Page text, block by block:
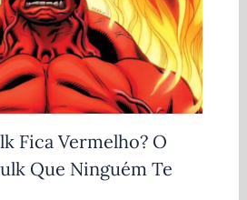
Fica Vermelho? O
Que Ninguém Te